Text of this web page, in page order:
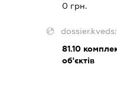
0 грн.
dossier.kveds:
81.10
об'єктів